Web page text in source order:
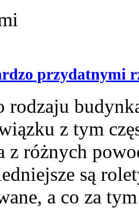
przydatnymi
rodzaju
z tym
z różnych
są
a co za